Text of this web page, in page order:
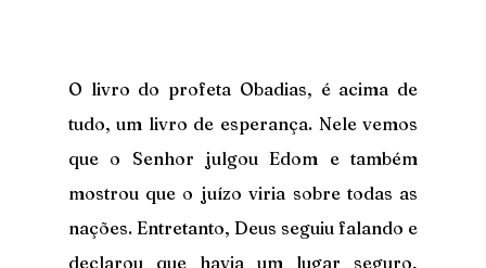
O livro do profeta Obadias, é acima de
tudo, um livro de esperança. Nele vemos
que o Senhor julgou Edom e também
mostrou que o juízo viria sobre todas as
nações. Entretanto, Deus seguiu falando e
declarou que havia um lugar seguro,